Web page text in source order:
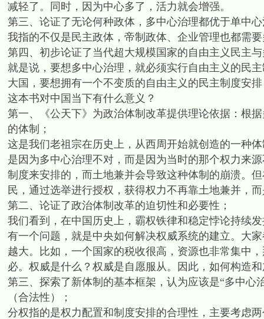
减轻了。同时，因为中心多了，活力就会增强。
第三、论证了无论何种政体，多中心治理都优于单中
我指的不仅是民主政体，帝制政体、企业管理也都需
第四、初步论证了当代超大规模国家的自由主义民主
就是说，要想多中心治理，就必须实行自由主义的民
大国，要想拥有一个不变质的自由主义的民主制度安
这本书对中国当下有什么意义？
第一、《公天下》为政治体制改革提供理论依据：根
的体制；
这是我们老祖宗在历史上，从西周开始就创造的一种
是因为多中心治理不对，而是因为当时的那个权力来
制度来安排的，而土地兼并会导致这种体制的崩溃。
民，通过选举进行授权，获得权力不再靠土地兼并，
第二、论证了政治体制改革的迫切性和必要性；
我们看到，在中国历史上，霸权铁律和稳定悖论持续
有一个问题，就是中央如何解决权威系统的建立。大
越大。比如，一个国家的税收很高，资源也非常集中
必。权威是什么？权威是自愿服从。因此，如何构造
第三、探索了新体制的基本框架，认为应该是“多中心
（合法性）；
分权指的是权力配置和制度安排的合理性，主要考虑